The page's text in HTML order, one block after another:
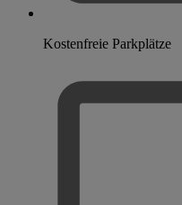
Kostenfreie Parkplätze